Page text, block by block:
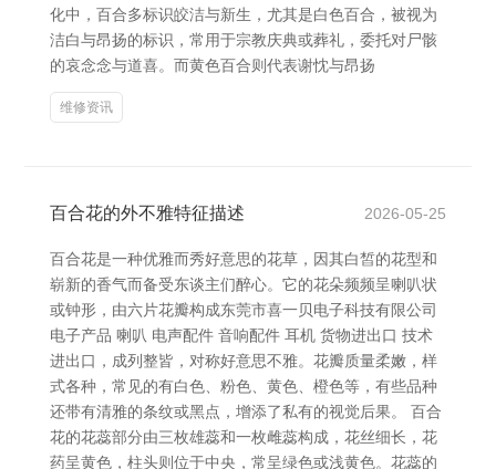
化中，百合多标识皎洁与新生，尤其是白色百合，被视为
洁白与昂扬的标识，常用于宗教庆典或葬礼，委托对尸骸
的哀念念与道喜。而黄色百合则代表谢忱与昂扬
维修资讯
百合花的外不雅特征描述 2026-05-25
百合花是一种优雅而秀好意思的花草，因其白皙的花型和
崭新的香气而备受东谈主们醉心。它的花朵频频呈喇叭状
或钟形，由六片花瓣构成东莞市喜一贝电子科技有限公司
电子产品 喇叭 电声配件 音响配件 耳机 货物进出口 技术
进出口，成列整皆，对称好意思不雅。花瓣质量柔嫩，样
式各种，常见的有白色、粉色、黄色、橙色等，有些品种
还带有清雅的条纹或黑点，增添了私有的视觉后果。 百合
花的花蕊部分由三枚雄蕊和一枚雌蕊构成，花丝细长，花
药呈黄色，柱头则位于中央，常呈绿色或浅黄色。花蕊的